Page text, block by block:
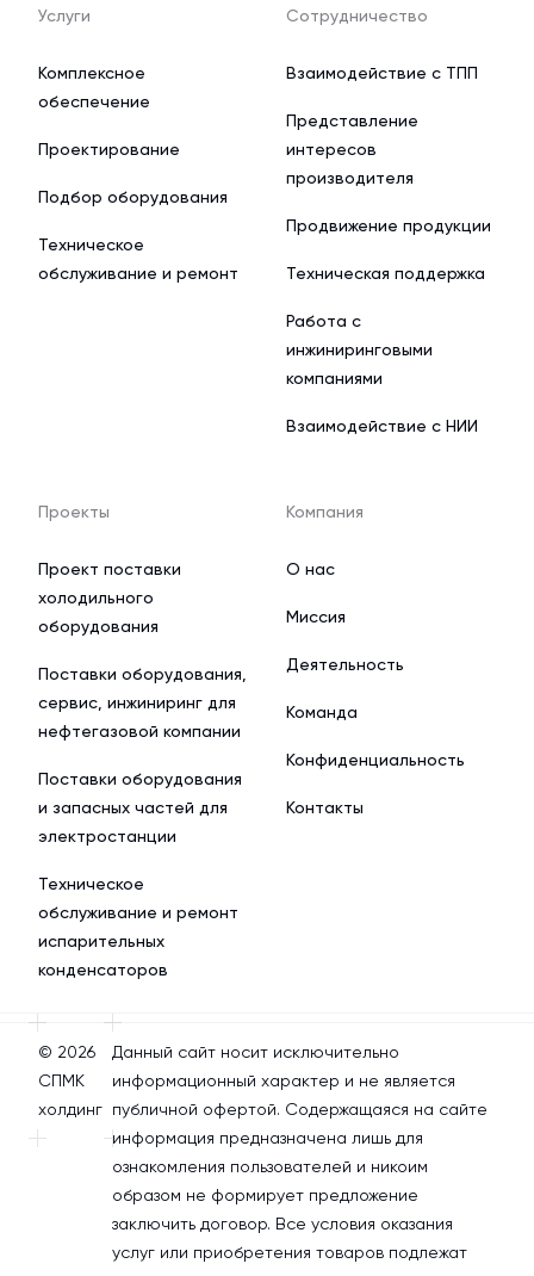
Услуги
Комплексное
обеспечение
Проектирование
Подбор оборудования
Техническое
обслуживание и ремонт
Сотрудничество
Взаимодействие с ТПП
Представление
интересов
производителя
Продвижение продукции
Техническая поддержка
Работа с
инжиниринговыми
компаниями
Взаимодействие с НИИ
Проекты
Проект поставки
холодильного
оборудования
Поставки оборудования,
сервис, инжиниринг для
нефтегазовой компании
Поставки оборудования
и запасных частей для
электростанции
Техническое
обслуживание и ремонт
испарительных
конденсаторов
Компания
О нас
Миссия
Деятельность
Команда
Конфиденциальность
Контакты
© 2026
СПМК
холдинг
Данный сайт носит исключительно
информационный характер и не является
публичной офертой. Содержащаяся на сайте
информация предназначена лишь для
ознакомления пользователей и никоим
образом не формирует предложение
заключить договор. Все условия оказания
услуг или приобретения товаров подлежат